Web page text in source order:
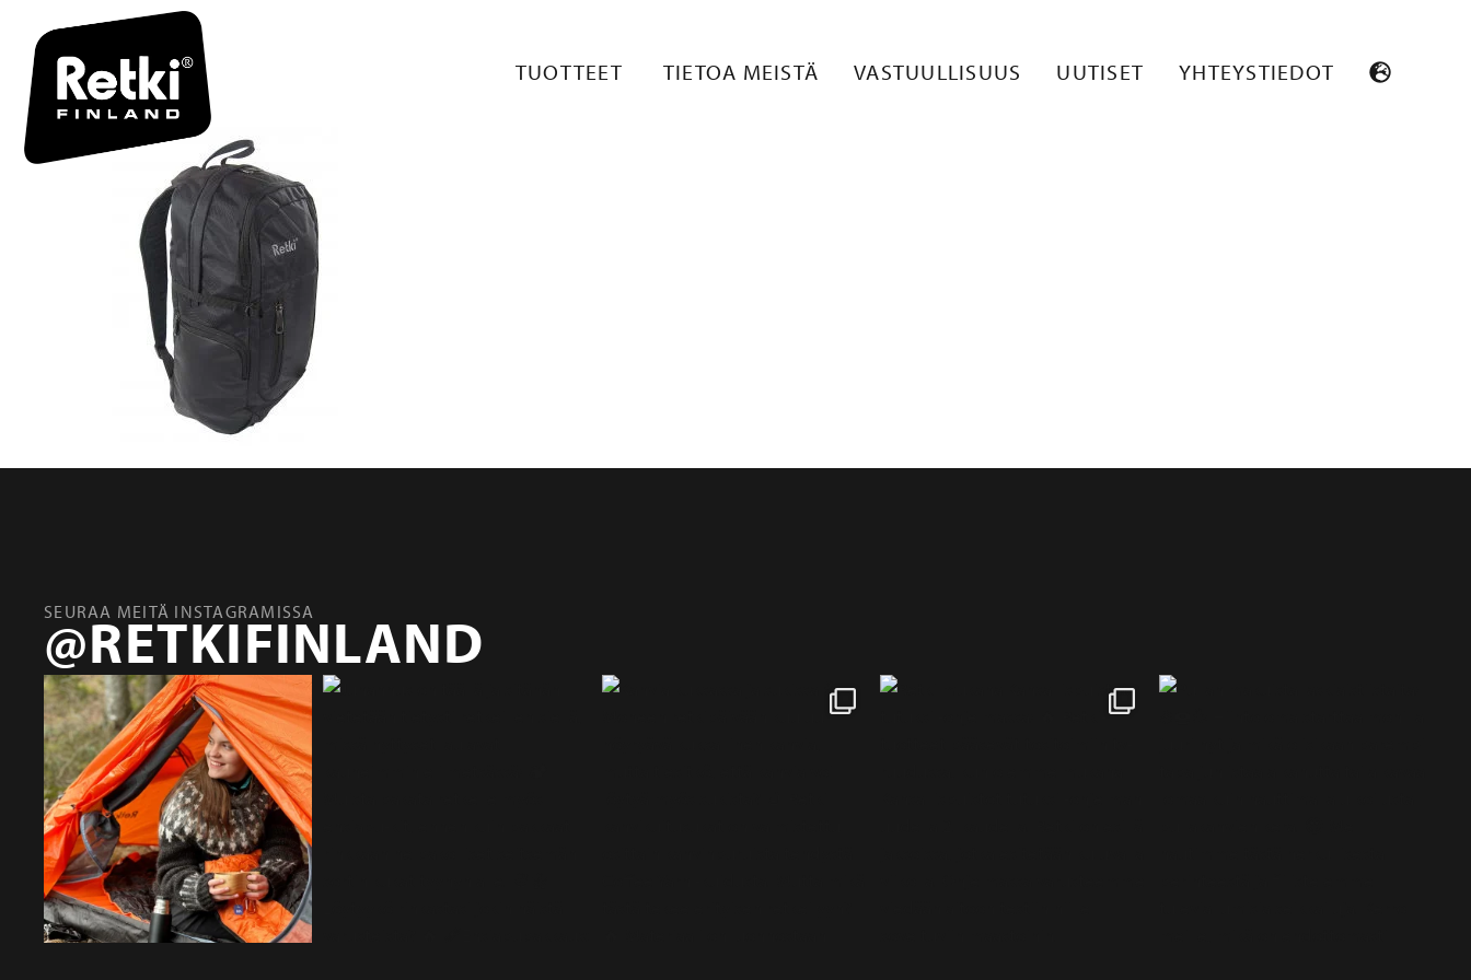
TUOTTEET TIETOA MEISTÄ VASTUULLISUUS UUTISET YHTEYSTIEDOT
RETKI_ZERMATT_MUSTA_VASEN_WEB
SEURAA MEITÄ INSTAGRAMISSA
@RETKIFINLAND